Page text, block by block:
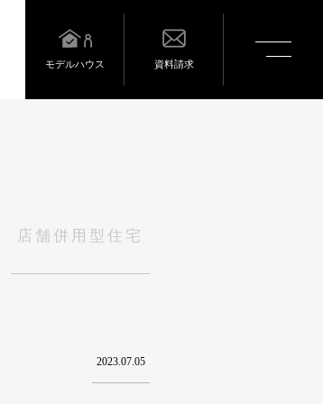
モデルハウス 資料請求
toggle
店舗併用型住宅
2023.07.05